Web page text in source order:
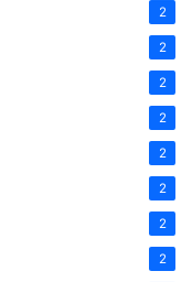
2
2
2
2
2
2
2
2